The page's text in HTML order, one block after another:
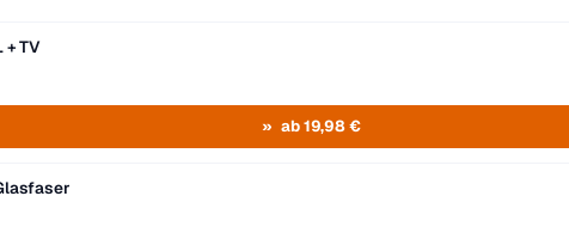
+ TV
ab 19,98 €